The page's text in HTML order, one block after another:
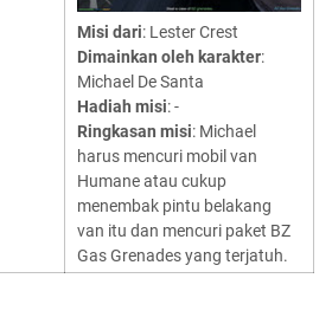
Misi dari: Lester Crest
Dimainkan oleh karakter:
Michael De Santa
Hadiah misi: -
Ringkasan misi: Michael
harus mencuri mobil van
Humane atau cukup
menembak pintu belakang
van itu dan mencuri paket BZ
Gas Grenades yang terjatuh.